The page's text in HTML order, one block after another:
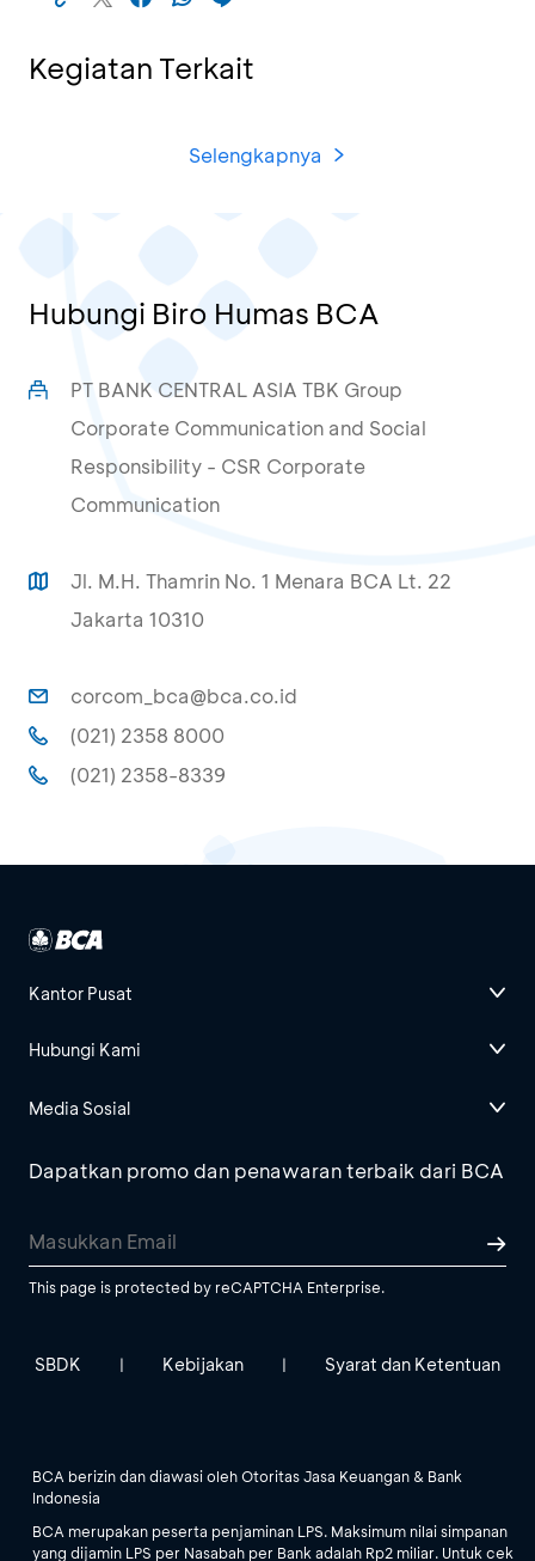
Kegiatan Terkait
Selengkapnya
Hubungi Biro Humas BCA
PT BANK CENTRAL ASIA TBK Group
Corporate Communication and Social
Responsibility - CSR Corporate
Communication
Jl. M.H. Thamrin No. 1 Menara BCA Lt. 22
Jakarta 10310
corcom_bca@bca.co.id
(021) 2358 8000
(021) 2358-8339
Kantor Pusat
Hubungi Kami
Media Sosial
Dapatkan promo dan penawaran terbaik dari BCA
This page is protected by reCAPTCHA Enterprise.
SBDK | Kebijakan | Syarat dan Ketentuan
BCA berizin dan diawasi oleh Otoritas Jasa Keuangan & Bank
Indonesia
BCA merupakan peserta penjaminan LPS. Maksimum nilai simpanan
yang dijamin LPS per Nasabah per Bank adalah Rp2 miliar. Untuk cek